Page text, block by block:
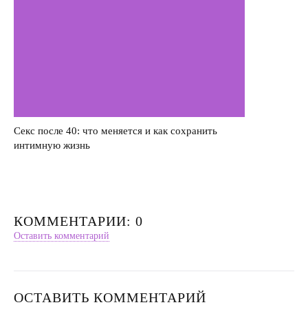
Секс после 40: что меняется и как сохранить
интимную жизнь
КОММЕНТАРИИ: 0
Оставить комментарий
ОСТАВИТЬ КОММЕНТАРИЙ